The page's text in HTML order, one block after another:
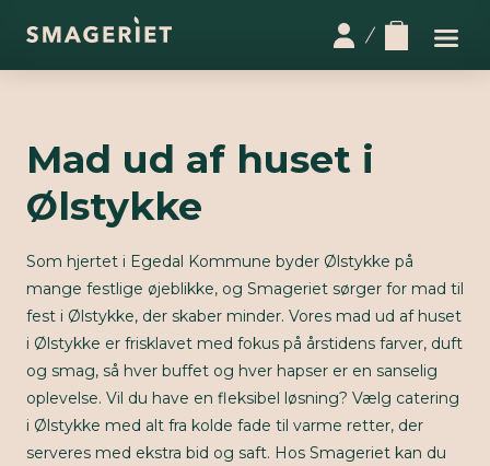
Mad ud af huset i
Ølstykke
Som hjertet i Egedal Kommune byder Ølstykke på
mange festlige øjeblikke, og Smageriet sørger for mad til
fest i Ølstykke, der skaber minder. Vores mad ud af huset
i Ølstykke er frisklavet med fokus på årstidens farver, duft
og smag, så hver buffet og hver hapser er en sanselig
oplevelse. Vil du have en fleksibel løsning? Vælg catering
i Ølstykke med alt fra kolde fade til varme retter, der
serveres med ekstra bid og saft. Hos Smageriet kan du